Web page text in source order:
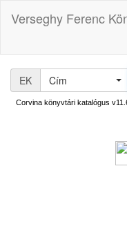
Verseghy Ferenc
EK Cím
Corvina könyvtári katalógus